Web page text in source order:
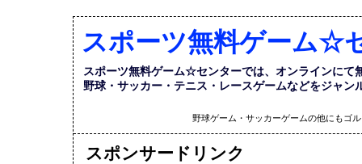
スポーツ無料ゲーム☆
スポーツ無料ゲーム☆センターでは、オンラインにて
野球・サッカー・テニス・レースゲームなどをジャン
野球ゲーム・サッカーゲームの他にもゴ
スポンサードリンク